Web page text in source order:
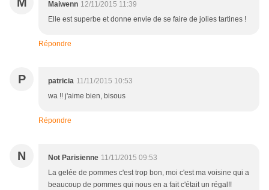
Maiwenn 12/11/2015 11:39
Elle est superbe et donne envie de se faire de jolies tartines !
Répondre
P patricia 11/11/2015 10:53
wa !! j'aime bien, bisous
Répondre
N Not Parisienne 11/11/2015 09:53
La gelée de pommes c'est trop bon, moi c'est ma voisine qui a
beaucoup de pommes qui nous en a fait c'était un régal!!